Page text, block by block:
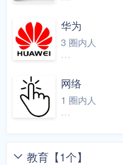
华为
3 圈内人
网络
1 圈内人
教育【1个】